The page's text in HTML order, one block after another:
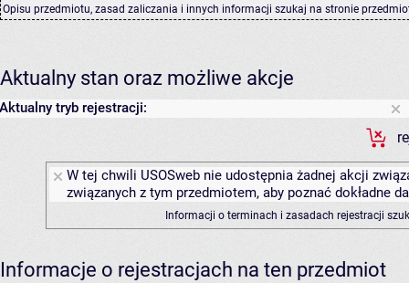
Opisu przedmiotu, zasad zaliczania i innych informacji szukaj na stronie
Aktualny stan oraz możliwe akcje
Aktualny tryb rejestracji:
W tej chwili USOSweb nie udostępnia żadnej akcji
związanych z tym przedmiotem, aby poznać dokładne
Informacji o terminach i zasadach rejestracji
Informacje o rejestracjach na ten przedmiot